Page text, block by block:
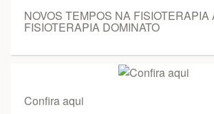
NOVOS TEMPOS NA FISIOTERAPIA
FISIOTERAPIA DOMINATO
Confira aqui